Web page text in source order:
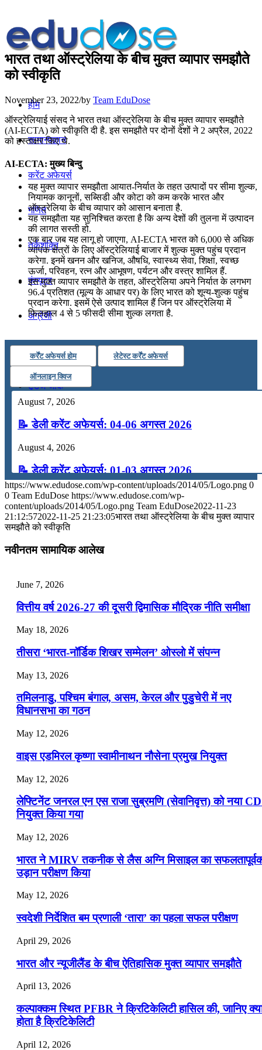
होम
सामान्यज्ञान
करेंट अफेयर्स
गणित
तर्कशक्ति
कंप्यूटर
अंग्रेजी
मॉक टेस्ट
टुडेज जीके
Menu Menu
भारत तथा ऑस्‍ट्रेलिया के बीच मुक्त व्यापार समझौते
को स्वीकृति
November 23, 2022/by Team EduDose
ऑस्‍ट्रेलियाई संसद ने भारत तथा ऑस्‍ट्रेलिया के बीच मुक्त व्यापार समझौते
(AI-ECTA) को स्वीकृति दी है. इस समझौते पर दोनों देशों ने 2 अप्रैल, 2022
को हस्ताक्षर किए थे.
AI-ECTA: मुख्य बिन्दु
यह मुक्त व्यापार समझौता आयात-निर्यात के तहत उत्पादों पर सीमा शुल्क,
नियामक कानूनों, सब्सिडी और कोटा को कम करके भारत और
ऑस्ट्रेलिया के बीच व्यापार को आसान बनाता है.
यह समझौता यह सुनिश्चित करता है कि अन्य देशों की तुलना में उत्पादन
की लागत सस्ती हो.
एक बार जब यह लागू हो जाएगा, AI-ECTA भारत को 6,000 से अधिक
व्यापक क्षेत्रों के लिए ऑस्ट्रेलियाई बाजार में शुल्क मुक्त पहुंच प्रदान
करेगा. इनमें खनन और खनिज, औषधि, स्वास्थ्य सेवा, शिक्षा, स्वच्छ
ऊर्जा, परिवहन, रत्न और आभूषण, पर्यटन और वस्त्र शामिल हैं.
इस मुक्त व्यापार समझौते के तहत, ऑस्ट्रेलिया अपने निर्यात के लगभग
96.4 प्रतिशत (मूल्य के आधार पर) के लिए भारत को शून्य-शुल्क पहुंच
प्रदान करेगा. इसमें ऐसे उत्पाद शामिल हैं जिन पर ऑस्ट्रेलिया में
फिलहाल 4 से 5 फीसदी सीमा शुल्क लगता है.
कर्रेंट अफेयर्स होम लेटेस्ट कर्रेंट अफेयर्स
ऑनलाइन क्विज
August 7, 2026
📝 डेली करेंट अफेयर्स: 04-06 अगस्त 2026
August 4, 2026
📝 डेली करेंट अफेयर्स: 01-03 अगस्त 2026
July 31, 2026
📝 डेली करेंट अफेयर्स: 28-31 जुलाई 2026
July 25, 2026
📝 डेली करेंट अफेयर्स: 22-24 जुलाई 2026
July 22, 2026
📝 डेली करेंट अफेयर्स: 19-21 जुलाई 2026
July 19, 2026
📝 डेली करेंट अफेयर्स: 16-18 जुलाई 2026
https://www.edudose.com/wp-content/uploads/2014/05/Logo.png 0
0 Team EduDose https://www.edudose.com/wp-
content/uploads/2014/05/Logo.png Team EduDose2022-11-23
21:12:572022-11-25 21:23:05भारत तथा ऑस्‍ट्रेलिया के बीच मुक्त व्यापार
समझौते को स्वीकृति
नवीनतम सामायिक आलेख
June 7, 2026
वित्तीय वर्ष 2026-27 की दूसरी द्विमासिक मौद्रिक नीति समीक्षा
May 18, 2026
तीसरा ‘भारत-नॉर्डिक शिखर सम्मेलन’ ओस्लो में संपन्न
May 13, 2026
तमिलनाडु, पश्चिम बंगाल, असम, केरल और पुडुचेरी में नए
विधानसभा का गठन
May 12, 2026
वाइस एडमिरल कृष्णा स्वामीनाथन नौसेना प्रमुख नियुक्त
May 12, 2026
लेफ्टिनेंट जनरल एन एस राजा सुब्रमणि (सेवानिवृत्त) को नया
नियुक्त किया गया
May 12, 2026
भारत ने MIRV तकनीक से लैस अग्नि मिसाइल का
उड़ान परीक्षण किया
May 12, 2026
स्वदेशी निर्देशित बम प्रणाली ‘तारा’ का पहला सफल परीक्षण
April 29, 2026
भारत और न्यूजीलैंड के बीच ऐतिहासिक मुक्त व्यापार समझौते
April 13, 2026
कल्पाक्कम स्थित PFBR ने क्रिटिकेलिटी हासिल की, जानिए
होता है क्रिटिकेलिटी
April 12, 2026